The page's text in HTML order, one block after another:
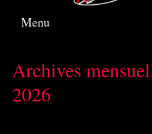
Menu
Archives
2026